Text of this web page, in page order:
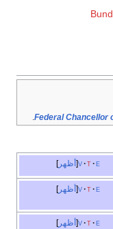
Federal Chancellor
.
أظهر v t e
أظهر v t e
أظهر v t e